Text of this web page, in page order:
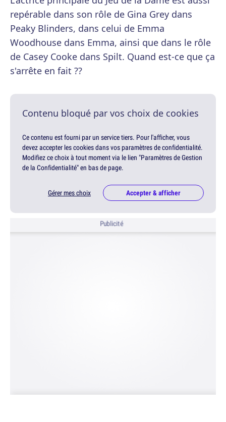
repérable dans son rôle de Gina Grey dans
Peaky Blinders, dans celui de Emma
Woodhouse dans Emma, ainsi que dans le rôle
de Casey Cooke dans Spilt. Quand est-ce que ça
s'arrête en fait ??
Contenu bloqué par vos choix de cookies
Ce contenu est fourni par un service tiers. Pour l'afficher, vous
devez accepter les cookies dans vos paramètres de confidentialité.
Modifiez ce choix à tout moment via le lien "Paramètres de Gestion
de la Confidentialité" en bas de page.
Gérer mes choix Accepter & afficher
Publicité